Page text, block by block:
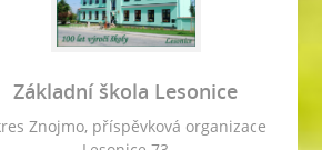
Základní škola Lesonice
Znojmo, příspěvková organizace